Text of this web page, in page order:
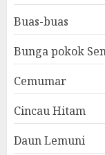
Buas-buas
Bunga pokok
Cemumar
Cincau Hitam
Daun Lemuni